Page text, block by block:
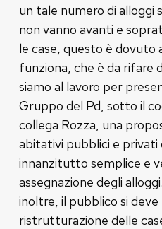
un tale numero di
non vanno avanti e
le case, questo è dovuto
funziona, che è da rifare
siamo al lavoro per
Gruppo del Pd, sotto il
collega Rozza, una
abitativi pubblici e privati
innanzitutto semplice e
assegnazione degli
inoltre, il pubblico si
ristrutturazione delle